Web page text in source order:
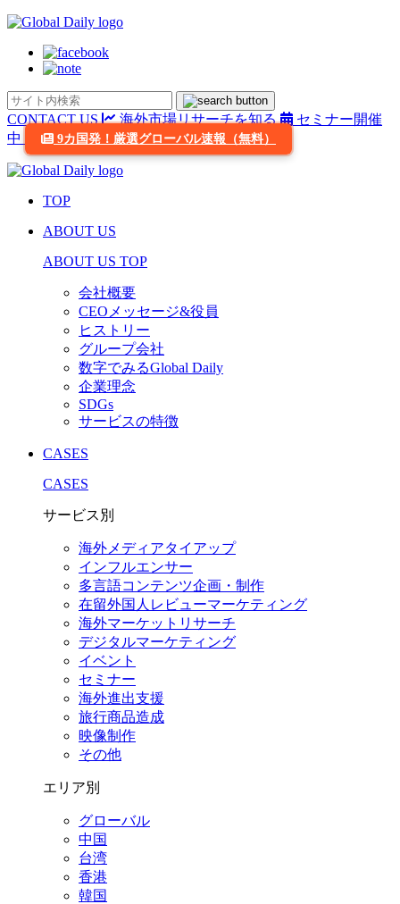
CONTACT US 海外市場リサーチを知る
セミナー開催
中
9カ国発！厳選グローバル速報（無料）
TOP
ABOUT US
ABOUT US TOP
会社概要
CEOメッセージ&役員
ヒストリー
グループ会社
数字でみるGlobal Daily
企業理念
SDGs
サービスの特徴
CASES
CASES
サービス別
海外メディアタイアップ
インフルエンサー
多言語コンテンツ企画・制作
在留外国⼈レビューマーケティング
海外マーケットリサーチ
デジタルマーケティング
イベント
セミナー
海外進出支援
旅行商品造成
映像制作
その他
エリア別
グローバル
中国
台湾
香港
韓国